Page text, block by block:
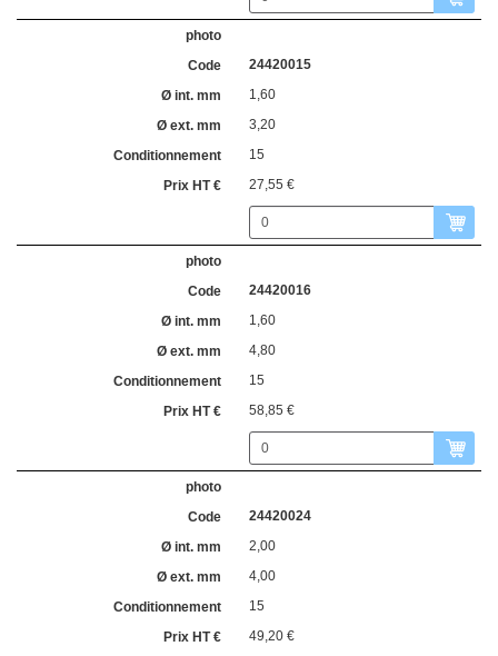
24420015
1,60
3,20
15
27,55 €
24420016
1,60
4,80
15
58,85 €
24420024
2,00
4,00
15
49,20 €